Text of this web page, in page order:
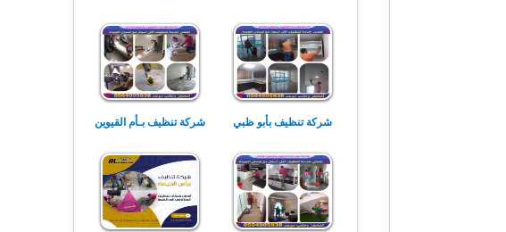
شركة تنظيف بأبو ظبي شركة تنظيف بـأم القيوين